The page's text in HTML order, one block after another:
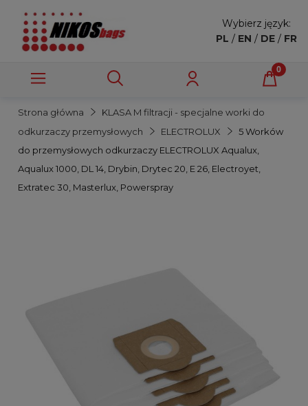
Wybierz język:
PL / EN / DE / FR
Strona główna
KLASA M filtracji - specjalne worki do
odkurzaczy przemysłowych
ELECTROLUX
5 Worków
do przemysłowych odkurzaczy ELECTROLUX Aqualux,
Aqualux 1000, DL 14, Drybin, Drytec 20, E 26, Electroyet,
Extratec 30, Masterlux, Powerspray